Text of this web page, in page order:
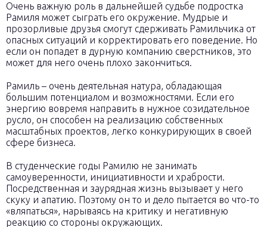
Очень важную роль в дальнейшей судьбе подростка
Рамиля может сыграть его окружение. Мудрые и
прозорливые друзья смогут сдерживать Рамильчика от
опасных ситуаций и корректировать его поведение. Но
если он попадет в дурную компанию сверстников, это
может для него очень плохо закончиться.
Рамиль – очень деятельная натура, обладающая
большим потенциалом и возможностями. Если его
энергию вовремя направить в нужное созидательное
русло, он способен на реализацию собственных
масштабных проектов, легко конкурирующих в своей
сфере бизнеса.
В студенческие годы Рамилю не занимать
самоуверенности, инициативности и храбрости.
Посредственная и заурядная жизнь вызывает у него
скуку и апатию. Поэтому он то и дело пытается во что-то
«вляпаться», нарываясь на критику и негативную
реакцию со стороны окружающих.